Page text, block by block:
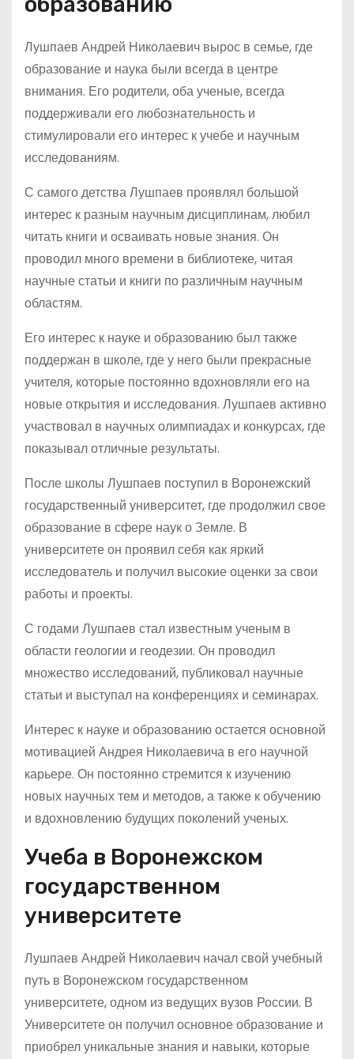
Лушпаев Андрей Николаевич вырос в семье, где
образование и наука были всегда в центре
внимания. Его родители, оба ученые, всегда
поддерживали его любознательность и
стимулировали его интерес к учебе и научным
исследованиям.
С самого детства Лушпаев проявлял большой
интерес к разным научным дисциплинам, любил
читать книги и осваивать новые знания. Он
проводил много времени в библиотеке, читая
научные статьи и книги по различным научным
областям.
Его интерес к науке и образованию был также
поддержан в школе, где у него были прекрасные
учителя, которые постоянно вдохновляли его на
новые открытия и исследования. Лушпаев активно
участвовал в научных олимпиадах и конкурсах, где
показывал отличные результаты.
После школы Лушпаев поступил в Воронежский
государственный университет, где продолжил свое
образование в сфере наук о Земле. В
университете он проявил себя как яркий
исследователь и получил высокие оценки за свои
работы и проекты.
С годами Лушпаев стал известным ученым в
области геологии и геодезии. Он проводил
множество исследований, публиковал научные
статьи и выступал на конференциях и семинарах.
Интерес к науке и образованию остается основной
мотивацией Андрея Николаевича в его научной
карьере. Он постоянно стремится к изучению
новых научных тем и методов, а также к обучению
и вдохновлению будущих поколений ученых.
Учеба в Воронежском
государственном
университете
Лушпаев Андрей Николаевич начал свой учебный
путь в Воронежском государственном
университете, одном из ведущих вузов России. В
Университете он получил основное образование и
приобрел уникальные знания и навыки, которые